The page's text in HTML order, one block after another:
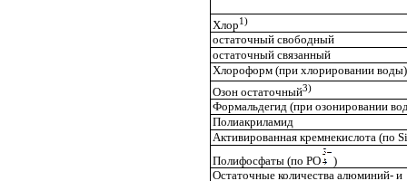
Хлор1)
остаточный свободный
остаточный связанный
Хлороформ (при хлорировании воды)
Озон остаточный3)
Формальдегид (при озонировании
Полиакриламид
Активированная кремнекислота (по Si
Полифосфаты (по РО
)
Остаточные количества алюминий- и